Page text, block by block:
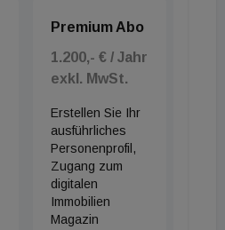
Premium Abo
1.200,- € / Jahr
exkl. MwSt.
Erstellen Sie Ihr
ausführliches
Personenprofil,
Zugang zum
digitalen
Immobilien
Magazin